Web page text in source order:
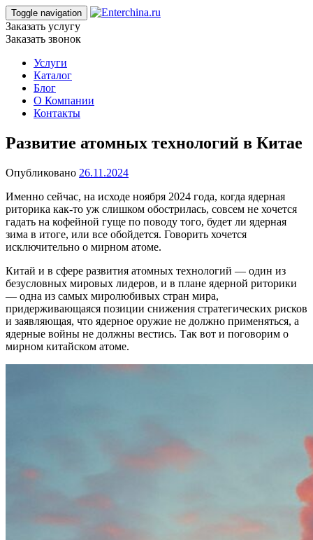
Toggle navigation
Заказать услугу
Заказать звонок
Услуги
Каталог
Блог
О Компании
Контакты
Развитие атомных технологий в Китае
Опубликовано 26.11.2024
Именно сейчас, на исходе ноября 2024 года, когда ядерная
риторика как-то уж слишком обострилась, совсем не хочется
гадать на кофейной гуще по поводу того, будет ли ядерная
зима в итоге, или все обойдется. Говорить хочется
исключительно о мирном атоме.
Китай и в сфере развития атомных технологий — один из
безусловных мировых лидеров, и в плане ядерной риторики
— одна из самых миролюбивых стран мира,
придерживающаяся позиции снижения стратегических рисков
и заявляющая, что ядерное оружие не должно применяться, а
ядерные войны не должны вестись. Так вот и поговорим о
мирном китайском атоме.